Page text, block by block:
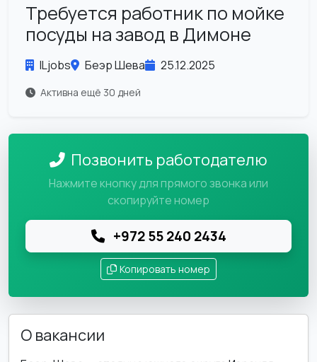
Требуется работник по мойке
посуды на завод в Димоне
ILjobs Беэр Шева 25.12.2025
Активна ещё 30 дней
Позвонить работодателю
Нажмите кнопку для прямого звонка или
скопируйте номер
+972 55 240 2434
Копировать номер
О вакансии